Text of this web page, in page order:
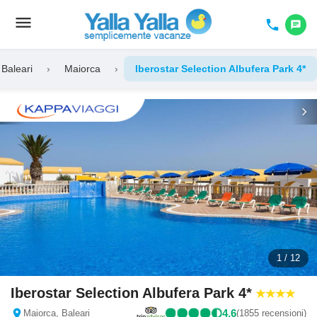
Toggle
menu phone chat
Baleari › Maiorca › Iberostar Selection Albufera Park 4*
chevron_left chevron_right
1 / 12
Iberostar Selection Albufera Park 4*
location_on Maiorca, Baleari 4,6(1855 recensioni)